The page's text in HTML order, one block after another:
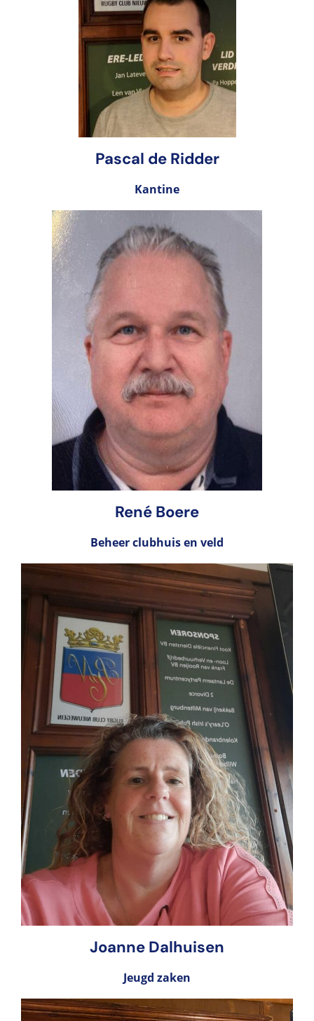
Pascal de Ridder
Kantine
René Boere
Beheer clubhuis en veld
Joanne Dalhuisen
Jeugd zaken